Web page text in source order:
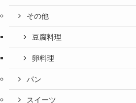
その他
豆腐料理
卵料理
パン
スイーツ